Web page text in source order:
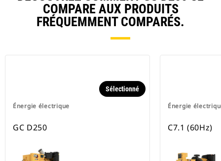
COMPARE AUX PRODUITS
FRÉQUEMMENT COMPARÉS.
Énergie électrique
Sélectionné
GC D250
Énergie
C7.1 (60Hz)